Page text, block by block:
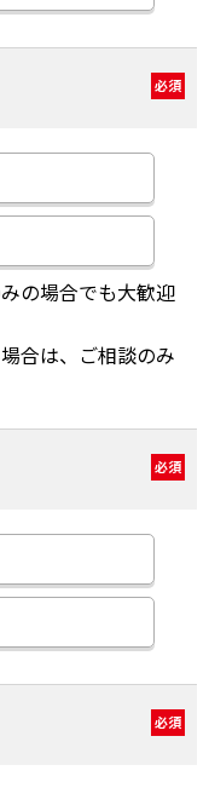
必須
の場合でも大歓迎
合は、ご相談のみ
必須
必須